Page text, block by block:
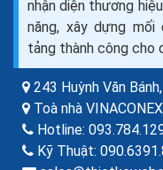
Bạn đang cần tìm
tiền như thế nào cho
quả kinh doanh cao
nhận diện thương
năng, xây dựng mối
tảng thành công cho
243 Huỳnh Văn
Toà nhà
Hotline:
Kỹ Thuật: